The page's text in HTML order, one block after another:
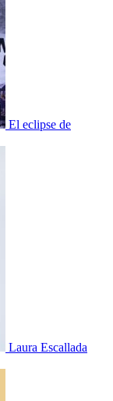
El eclipse de
Laura Escallada